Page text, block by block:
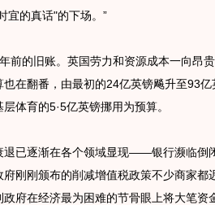
宜的真话"的下场。”
的旧账。英国劳力和资源成本一向昂贵
在翻番，由最初的24亿英镑飚升至93亿
体育的5·5亿英镑挪用为预算。
已逐渐在各个领域显现——银行濒临倒
刚刚颁布的削减增值税政策不少商家都
府在经济最为困难的节骨眼上将大笔资